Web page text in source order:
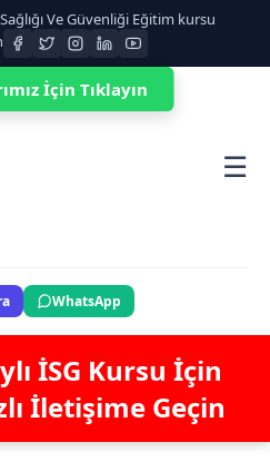
Ve Güvenliği Eğitim kursu
☰
WhatsApp
İSG Kursu İçin
İletişime Geçin
İçin Tıklayın